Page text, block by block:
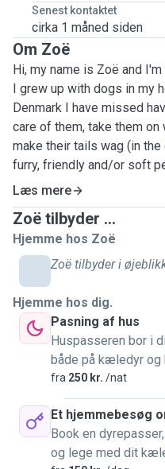
Senest kontaktet
cirka 1 måned siden
Om Zoë
Hi, my name is Zoë and
I grew up with dogs in my
Denmark I have missed
care of them, take them
make their tails wag (in
furry, friendly and/or soft
animals as I fear I won't be
A little bit about me is that I
mother's tongue is English
Danish at a language
to live with my partner, who
I would consider myself
never miss a chance to pet
I have previously looked
dogs and cats without any
I services I offer are
on walks, getting them
Læs mere
Zoë tilbyder ...
Hjemme hos Zoë
Zoë tilbyder i
Hjemme hos dig.
Pasning af hus
Huspasseren bor i
både på kæledyr og
fra 250 kr. /nat
Et hjemmebesøg
Book en
og lege med dit